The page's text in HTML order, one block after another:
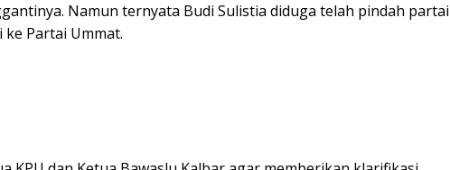
Namun ternyata Budi Sulistia diduga telah pindah partai
ke Partai Ummat.